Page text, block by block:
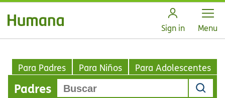
Sign in Open
Menu
Para Padres Para Niños Para Adolescentes
Padres